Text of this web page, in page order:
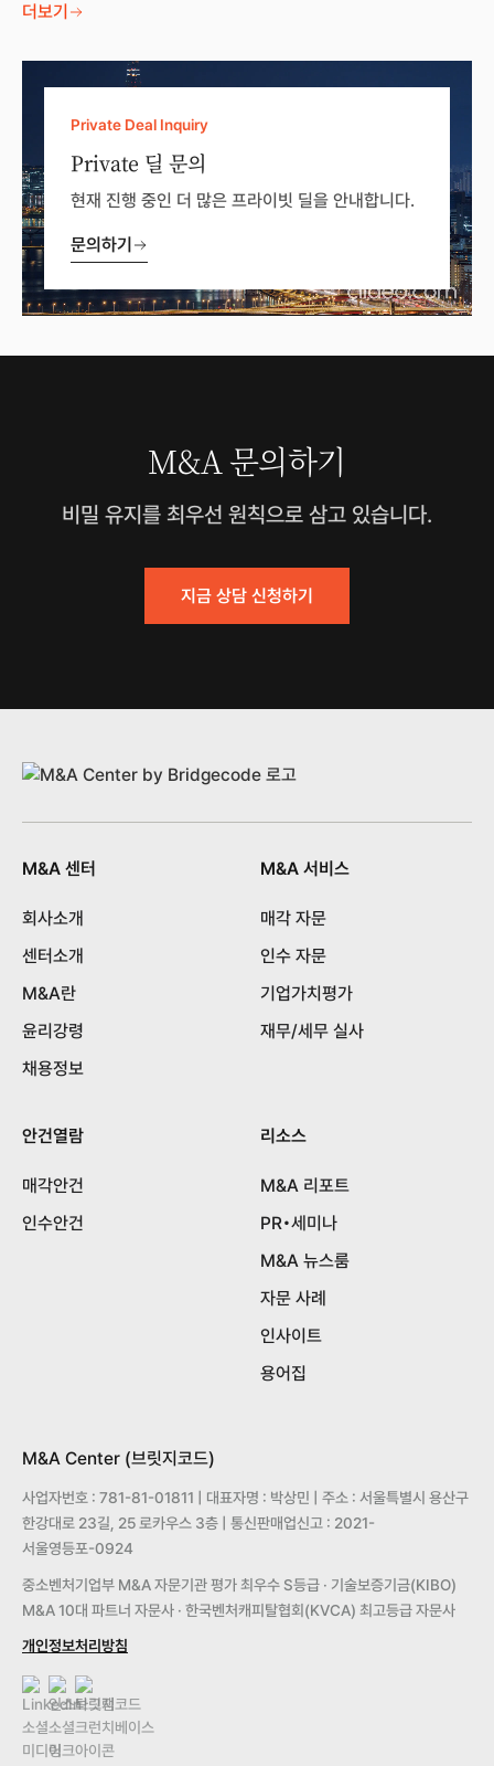
더보기
Private Deal Inquiry
Private 딜 문의
현재 진행 중인 더 많은 프라이빗 딜을 안내합니다.
문의하기
M&A 문의하기
비밀 유지를 최우선 원칙으로 삼고 있습니다.
지금 상담 신청하기
M&A 센터
회사소개
센터소개
M&A란
윤리강령
채용정보
M&A 서비스
매각 자문
인수 자문
기업가치평가
재무/세무 실사
안건열람
매각안건
인수안건
리소스
M&A 리포트
PR•세미나
M&A 뉴스룸
자문 사례
인사이트
용어집
M&A Center (브릿지코드)
사업자번호 : 781-81-01811 | 대표자명 : 박상민 | 주소 : 서울특별시 용산구
한강대로 23길, 25 로카우스 3층 | 통신판매업신고 : 2021-
서울영등포-0924
중소벤처기업부 M&A 자문기관 평가 최우수 S등급 · 기술보증기금(KIBO)
M&A 10대 파트너 자문사 · 한국벤처캐피탈협회(KVCA) 최고등급 자문사
개인정보처리방침